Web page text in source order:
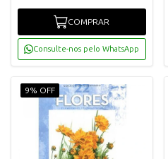
COMPRAR
Consulte-nos pelo WhatsApp
9% OFF